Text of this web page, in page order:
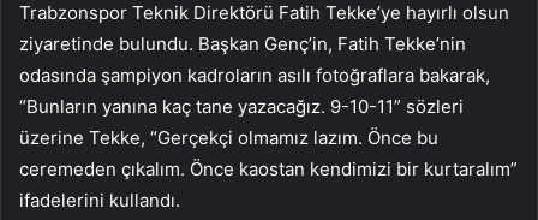
Trabzonspor Teknik Direktörü Fatih Tekke’ye hayırlı olsun
ziyaretinde bulundu. Başkan Genç’in, Fatih Tekke’nin
odasında şampiyon kadroların asılı fotoğraflara bakarak,
“Bunların yanına kaç tane yazacağız. 9-10-11” sözleri
üzerine Tekke, “Gerçekçi olmamız lazım. Önce bu
ceremeden çıkalım. Önce kaostan kendimizi bir kurtaralım”
ifadelerini kullandı.